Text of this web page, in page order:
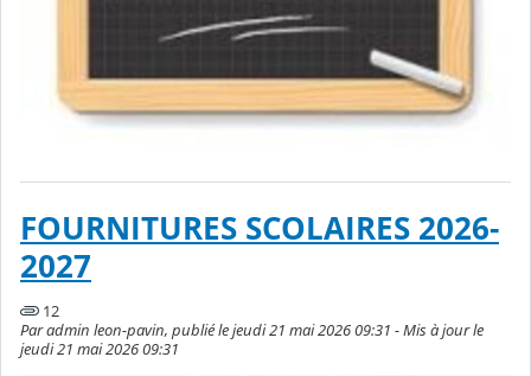
FOURNITURES SCOLAIRES 2026-
2027
12
Par admin leon-pavin, publié le jeudi 21 mai 2026 09:31 - Mis à jour le
jeudi 21 mai 2026 09:31